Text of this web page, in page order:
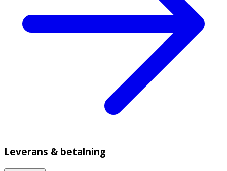
Leverans & betalning